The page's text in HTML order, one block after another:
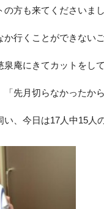
方も来てくださいま
か行くことができない
庵にきてカットをし
「先月切らなかったか
い、今日は17人中15人